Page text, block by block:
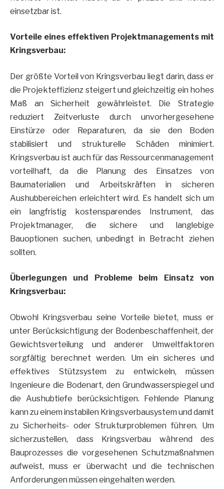
einsetzbar ist.
Vorteile eines effektiven Projektmanagements mit
Kringsverbau:
Der größte Vorteil von Kringsverbau liegt darin, dass er
die Projekteffizienz steigert und gleichzeitig ein hohes
Maß an Sicherheit gewährleistet. Die Strategie
reduziert Zeitverluste durch unvorhergesehene
Einstürze oder Reparaturen, da sie den Boden
stabilisiert und strukturelle Schäden minimiert.
Kringsverbau ist auch für das Ressourcenmanagement
vorteilhaft, da die Planung des Einsatzes von
Baumaterialien und Arbeitskräften in sicheren
Aushubbereichen erleichtert wird. Es handelt sich um
ein langfristig kostensparendes Instrument, das
Projektmanager, die sichere und langlebige
Bauoptionen suchen, unbedingt in Betracht ziehen
sollten.
Überlegungen und Probleme beim Einsatz von
Kringsverbau:
Obwohl Kringsverbau seine Vorteile bietet, muss er
unter Berücksichtigung der Bodenbeschaffenheit, der
Gewichtsverteilung und anderer Umweltfaktoren
sorgfältig berechnet werden. Um ein sicheres und
effektives Stützsystem zu entwickeln, müssen
Ingenieure die Bodenart, den Grundwasserspiegel und
die Aushubtiefe berücksichtigen. Fehlende Planung
kann zu einem instabilen Kringsverbausystem und damit
zu Sicherheits- oder Strukturproblemen führen. Um
sicherzustellen, dass Kringsverbau während des
Bauprozesses die vorgesehenen Schutzmaßnahmen
aufweist, muss er überwacht und die technischen
Anforderungen müssen eingehalten werden.